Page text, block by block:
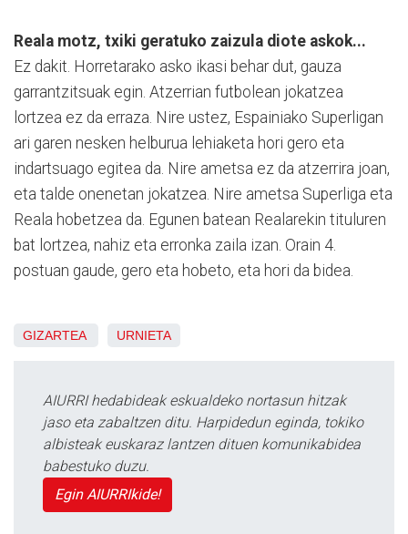
Reala motz, txiki geratuko zaizula diote askok...
Ez dakit. Horretarako asko ikasi behar dut, gauza
garrantzitsuak egin. Atzerrian futbolean jokatzea
lortzea ez da erraza. Nire ustez, Espainiako Superligan
ari garen nesken helburua lehiaketa hori gero eta
indartsuago egitea da. Nire ametsa ez da atzerrira joan,
eta talde onenetan jokatzea. Nire ametsa Superliga eta
Reala hobetzea da. Egunen batean Realarekin tituluren
bat lortzea, nahiz eta erronka zaila izan. Orain 4.
postuan gaude, gero eta hobeto, eta hori da bidea.
GIZARTEA URNIETA
AIURRI hedabideak eskualdeko nortasun hitzak
jaso eta zabaltzen ditu. Harpidedun eginda, tokiko
albisteak euskaraz lantzen dituen komunikabidea
babestuko duzu.
Egin AIURRIkide!